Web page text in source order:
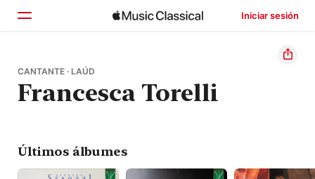
Iniciar sesión
Inicio
Explorar
CANTANTE · LAÚD
Francesca Torelli
Últimos álbumes